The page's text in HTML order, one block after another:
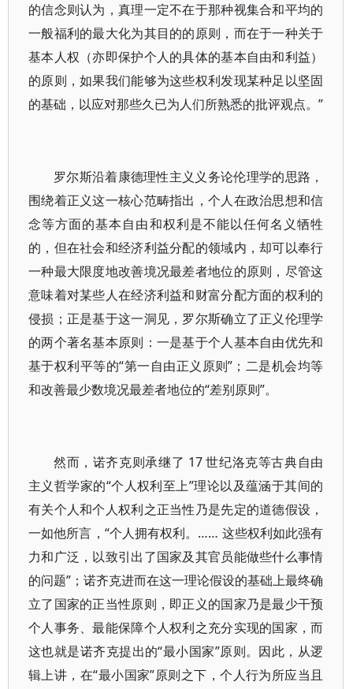
的信念则认为，真理一定不在于那种视集合和平均的
一般福利的最大化为其目的的原则，而在于一种关于
基本人权（亦即保护个人的具体的基本自由和利益）
的原则，如果我们能够为这些权利发现某种足以坚固
的基础，以应对那些久已为人们所熟悉的批评观点。”
罗尔斯沿着康德理性主义义务论伦理学的思路，
围绕着正义这一核心范畴指出，个人在政治思想和信
念等方面的基本自由和权利是不能以任何名义牺牲
的，但在社会和经济利益分配的领域内，却可以奉行
一种最大限度地改善境况最差者地位的原则，尽管这
意味着对某些人在经济利益和财富分配方面的权利的
侵损；正是基于这一洞见，罗尔斯确立了正义伦理学
的两个著名基本原则：一是基于个人基本自由优先和
基于权利平等的“第一自由正义原则”；二是机会均等
和改善最少数境况最差者地位的“差别原则”。
然而，诺齐克则承继了 17 世纪洛克等古典自由
主义哲学家的“个人权利至上”理论以及蕴涵于其间的
有关个人和个人权利之正当性乃是先定的道德假设，
一如他所言，“个人拥有权利。…… 这些权利如此强有
力和广泛，以致引出了国家及其官员能做些什么事情
的问题”；诺齐克进而在这一理论假设的基础上最终确
立了国家的正当性原则，即正义的国家乃是最少干预
个人事务、最能保障个人权利之充分实现的国家，而
这也就是诺齐克提出的“最小国家”原则。因此，从逻
辑上讲，在“最小国家”原则之下，个人行为所应当且